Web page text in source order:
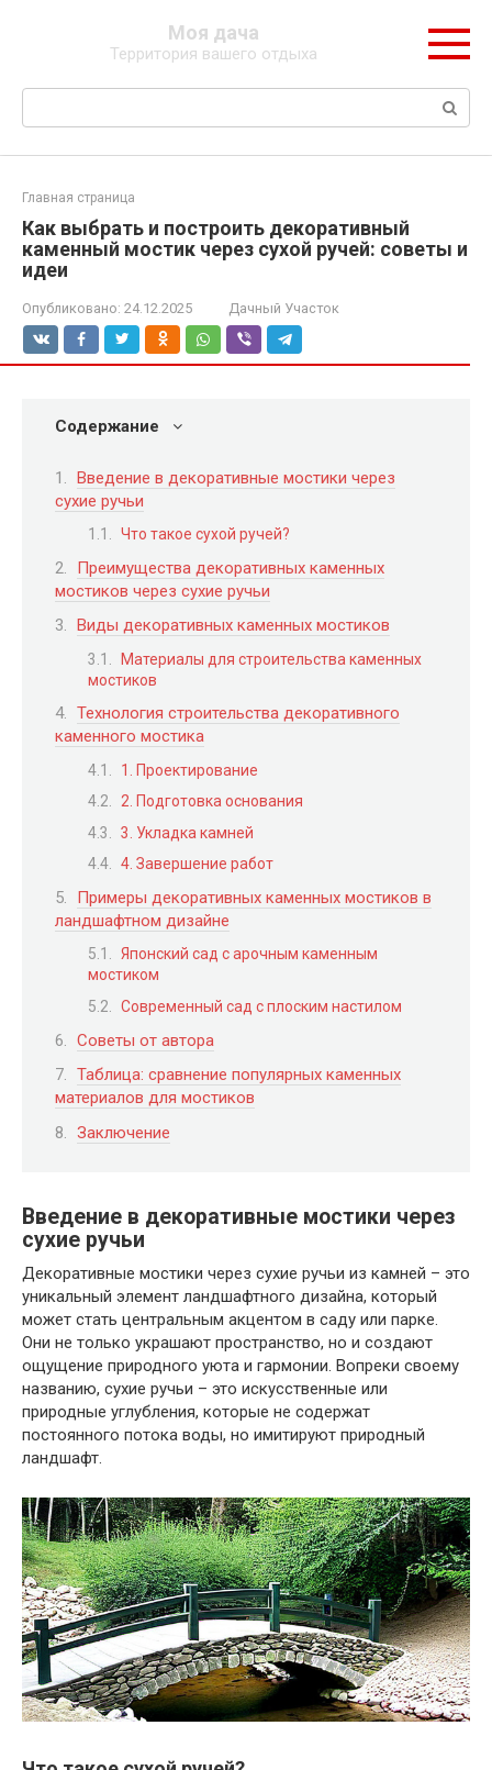
Моя дача
Территория вашего отдыха
Поиск:
Главная страница
Как выбрать и построить декоративный
каменный мостик через сухой ручей: советы и
идеи
Опубликовано: 24.12.2025 Дачный Участок
Содержание
Введение в декоративные мостики через
сухие ручьи
Что такое сухой ручей?
Преимущества декоративных каменных
мостиков через сухие ручьи
Виды декоративных каменных мостиков
Материалы для строительства каменных
мостиков
Технология строительства декоративного
каменного мостика
1. Проектирование
2. Подготовка основания
3. Укладка камней
4. Завершение работ
Примеры декоративных каменных мостиков в
ландшафтном дизайне
Японский сад с арочным каменным
мостиком
Современный сад с плоским настилом
Советы от автора
Таблица: сравнение популярных каменных
материалов для мостиков
Заключение
Введение в декоративные мостики через
сухие ручьи
Декоративные мостики через сухие ручьи из камней – это
уникальный элемент ландшафтного дизайна, который
может стать центральным акцентом в саду или парке.
Они не только украшают пространство, но и создают
ощущение природного уюта и гармонии. Вопреки своему
названию, сухие ручьи – это искусственные или
природные углубления, которые не содержат
постоянного потока воды, но имитируют природный
ландшафт.